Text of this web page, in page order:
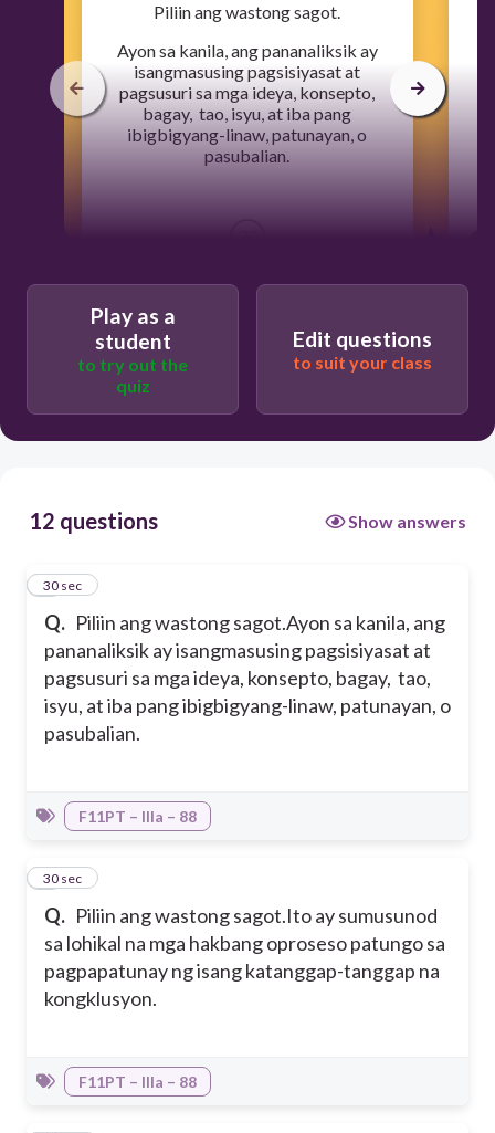
​Piliin ang wastong sagot.
Ayon sa kanila, ang pananaliksik ay
isangmasusing pagsisiyasat at
pagsusuri sa mga ideya, konsepto,
bagay, tao, isyu, at iba pang
ibigbigyang-linaw, patunayan, o
pasubalian.
Muller at Schleicher
Constantino at Zafra
Play as a
student
to try out the
quiz
Edit questions
to suit your class
12 questions Show answers
Q. Piliin ang wastong sagot.Ayon sa kanila, ang
pananaliksik ay isangmasusing pagsisiyasat at
pagsusuri sa mga ideya, konsepto, bagay, tao,
isyu, at iba pang ibigbigyang-linaw, patunayan, o
pasubalian.
1
30 sec
F11PT – IIIa – 88
Q. Piliin ang wastong sagot.Ito ay sumusunod
sa lohikal na mga hakbang oproseso patungo sa
pagpapatunay ng isang katanggap-tanggap na
kongklusyon.
2
30 sec
F11PT – IIIa – 88